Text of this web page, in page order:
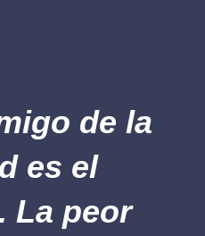
de la
es el
La peor